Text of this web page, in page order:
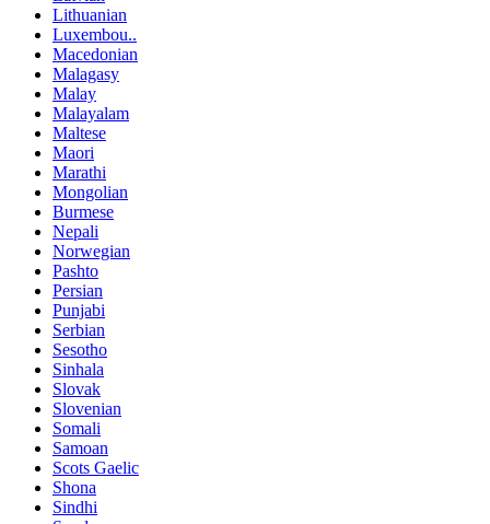
Lithuanian
Luxembou..
Macedonian
Malagasy
Malay
Malayalam
Maltese
Maori
Marathi
Mongolian
Burmese
Nepali
Norwegian
Pashto
Persian
Punjabi
Serbian
Sesotho
Sinhala
Slovak
Slovenian
Somali
Samoan
Scots Gaelic
Shona
Sindhi